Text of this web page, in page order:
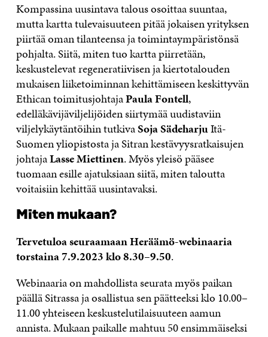
Kompassina uusintava talous osoittaa suuntaa,
mutta kartta tulevaisuuteen pitää jokaisen yrityksen
piirtää oman tilanteensa ja toimintaympäristönsä
pohjalta. Siitä, miten tuo kartta piirretään,
keskustelevat regeneratiivisen ja kiertotalouden
mukaisen liiketoiminnan kehittämiseen keskittyvän
Ethican toimitusjohtajaPaula Fontell,
edelläkävijäviljelijöiden siirtymää uudistaviin
viljelykäytäntöihin tutkivaSoja SädeharjuItä-
Suomen yliopistosta ja Sitran kestävyysratkaisujen
johtajaLasse Miettinen. Myös yleisö pääsee
tuomaan esille ajatuksiaan siitä, miten taloutta
voitaisiin kehittää uusintavaksi.
Miten mukaan?
Tervetuloa seuraamaan Heräämö-webinaaria
torstaina 7.9.2023 klo 8.30–9.50.
Webinaaria on mahdollista seurata myös paikan
päällä Sitrassa ja osallistua sen päätteeksi klo 10.00–
11.00 yhteiseen keskustelutilaisuuteen aamun
annista. Mukaan paikalle mahtuu 50 ensimmäiseksi